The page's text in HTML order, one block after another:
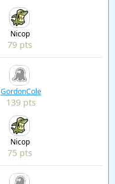
Nicop
79 pts
GordonCole
139 pts
Nicop
75 pts